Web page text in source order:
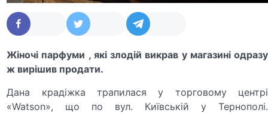
Жіночі парфуми , які злодій викрав у магазині одразу
ж вирішив продати.
Дана крадіжка трапилася у торговому центрі
«Watson», що по вул. Київській у Тернополі.